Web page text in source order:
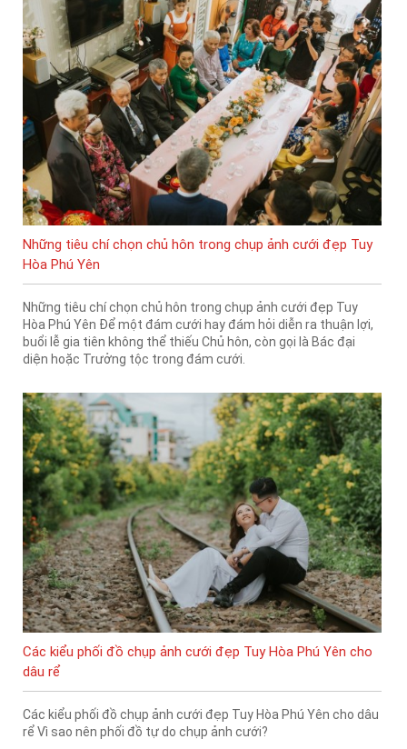
Những tiêu chí chọn chủ hôn trong chụp ảnh cưới đẹp Tuy
Hòa Phú Yên
Những tiêu chí chọn chủ hôn trong chụp ảnh cưới đẹp Tuy
Hòa Phú Yên Để một đám cưới hay đám hỏi diễn ra thuận lợi,
buổi lễ gia tiên không thể thiếu Chủ hôn, còn gọi là Bác đại
diện hoặc Trưởng tộc trong đám cưới.
Các kiểu phối đồ chụp ảnh cưới đẹp Tuy Hòa Phú Yên cho
dâu rể
Các kiểu phối đồ chụp ảnh cưới đẹp Tuy Hòa Phú Yên cho dâu
rể Vì sao nên phối đồ tự do chụp ảnh cưới?